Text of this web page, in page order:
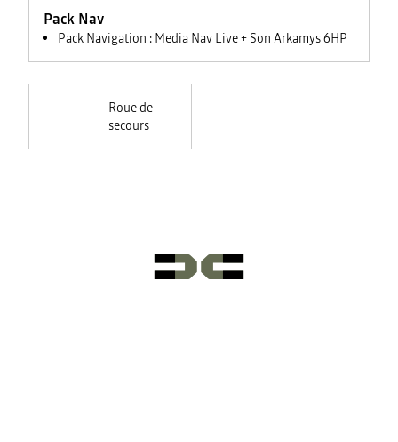
électriques
Pack Nav
Pack Navigation : Media Nav Live + Son Arkamys 6HP
Roue de
secours